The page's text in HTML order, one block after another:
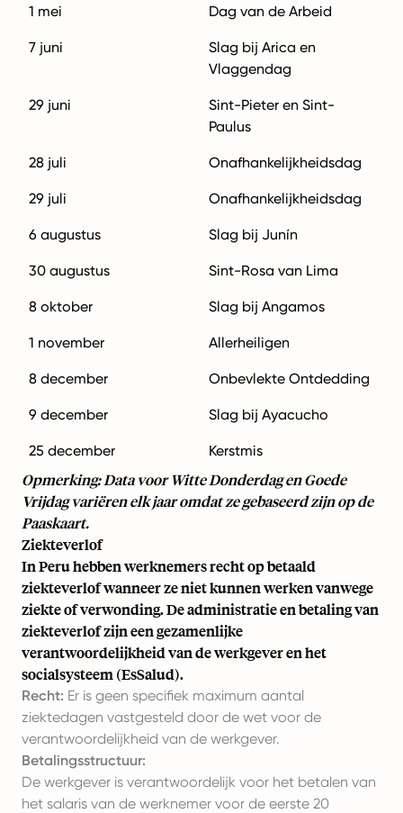
1 mei Dag van de Arbeid
7 juni
Slag bij Arica en
Vlaggendag
29 juni
Sint-Pieter en Sint-
Paulus
28 juli Onafhankelijkheidsdag
29 juli Onafhankelijkheidsdag
6 augustus Slag bij Junín
30 augustus Sint-Rosa van Lima
8 oktober Slag bij Angamos
1 november Allerheiligen
8 december Onbevlekte Ontdedding
9 december Slag bij Ayacucho
25 december Kerstmis
Opmerking: Data voor Witte Donderdag en Goede
Vrijdag variëren elk jaar omdat ze gebaseerd zijn op de
Paaskaart.
Ziekteverlof
In Peru hebben werknemers recht op betaald
ziekteverlof wanneer ze niet kunnen werken vanwege
ziekte of verwonding. De administratie en betaling van
ziekteverlof zijn een gezamenlijke
verantwoordelijkheid van de werkgever en het
socialsysteem (EsSalud).
Recht: Er is geen specifiek maximum aantal
ziektedagen vastgesteld door de wet voor de
verantwoordelijkheid van de werkgever.
Betalingsstructuur:
De werkgever is verantwoordelijk voor het betalen van
het salaris van de werknemer voor de eerste 20